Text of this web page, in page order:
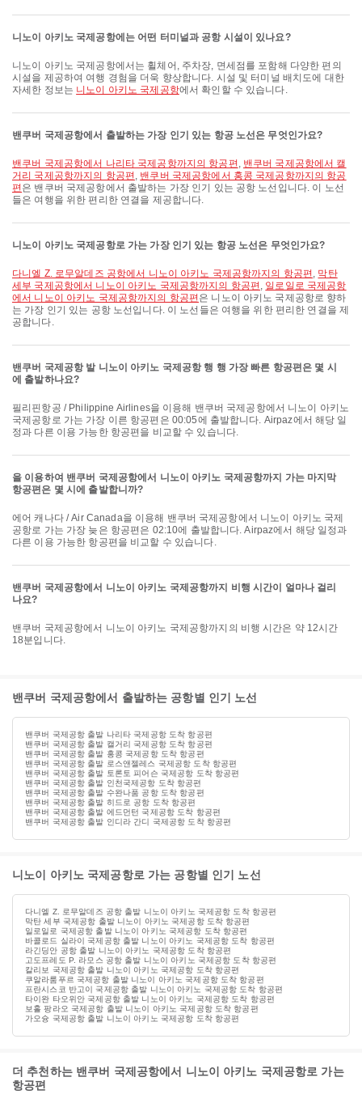
니노이 아키노 국제공항에는 어떤 터미널과 공항 시설이 있나요?
니노이 아키노 국제공항에서는 휠체어, 주차장, 면세점를 포함해 다양한 편의
시설을 제공하여 여행 경험을 더욱 향상합니다. 시설 및 터미널 배치도에 대한
자세한 정보는 니노이 아키노 국제공항에서 확인할 수 있습니다.
밴쿠버 국제공항에서 출발하는 가장 인기 있는 항공 노선은 무엇인가요?
밴쿠버 국제공항에서 나리타 국제공항까지의 항공편 , 밴쿠버 국제공항에서 캘
거리 국제공항까지의 항공편 , 밴쿠버 국제공항에서 홍콩 국제공항까지의 항공
편 은 밴쿠버 국제공항에서 출발하는 가장 인기 있는 공항 노선입니다. 이 노선
들은 여행을 위한 편리한 연결을 제공합니다.
니노이 아키노 국제공항로 가는 가장 인기 있는 항공 노선은 무엇인가요?
다니엘 Z. 로무알데즈 공항에서 니노이 아키노 국제공항까지의 항공편 , 막탄
세부 국제공항에서 니노이 아키노 국제공항까지의 항공편 , 일로일로 국제공항
에서 니노이 아키노 국제공항까지의 항공편 은 니노이 아키노 국제공항로 향하
는 가장 인기 있는 공항 노선입니다. 이 노선들은 여행을 위한 편리한 연결을 제
공합니다.
밴쿠버 국제공항 발 니노이 아키노 국제공항 행 행 가장 빠른 항공편은 몇 시
에 출발하나요?
필리핀항공 / Philippine Airlines을 이용해 밴쿠버 국제공항에서 니노이 아키노
국제공항로 가는 가장 이른 항공편은 00:05에 출발합니다. Airpaz에서 해당 일
정과 다른 이용 가능한 항공편을 비교할 수 있습니다.
을 이용하여 밴쿠버 국제공항에서 니노이 아키노 국제공항까지 가는 마지막
항공편은 몇 시에 출발합니까?
에어 캐나다 / Air Canada을 이용해 밴쿠버 국제공항에서 니노이 아키노 국제
공항로 가는 가장 늦은 항공편은 02:10에 출발합니다. Airpaz에서 해당 일정과
다른 이용 가능한 항공편을 비교할 수 있습니다.
밴쿠버 국제공항에서 니노이 아키노 국제공항까지 비행 시간이 얼마나 걸리
나요?
밴쿠버 국제공항에서 니노이 아키노 국제공항까지의 비행 시간은 약 12시간
18분입니다.
밴쿠버 국제공항에서 출발하는 공항별 인기 노선
밴쿠버 국제공항 출발 나리타 국제공항 도착 항공편
밴쿠버 국제공항 출발 캘거리 국제공항 도착 항공편
밴쿠버 국제공항 출발 홍콩 국제공항 도착 항공편
밴쿠버 국제공항 출발 로스앤젤레스 국제공항 도착 항공편
밴쿠버 국제공항 출발 토론토 피어슨 국제공항 도착 항공편
밴쿠버 국제공항 출발 인천국제공항 도착 항공편
밴쿠버 국제공항 출발 수완나품 공항 도착 항공편
밴쿠버 국제공항 출발 히드로 공항 도착 항공편
밴쿠버 국제공항 출발 에드먼턴 국제공항 도착 항공편
밴쿠버 국제공항 출발 인디라 간디 국제공항 도착 항공편
니노이 아키노 국제공항로 가는 공항별 인기 노선
다니엘 Z. 로무알데즈 공항 출발 니노이 아키노 국제공항 도착 항공편
막탄 세부 국제공항 출발 니노이 아키노 국제공항 도착 항공편
일로일로 국제공항 출발 니노이 아키노 국제공항 도착 항공편
바콜로드 실라이 국제공항 출발 니노이 아키노 국제공항 도착 항공편
라긴딩안 공항 출발 니노이 아키노 국제공항 도착 항공편
고도프레도 P. 라모스 공항 출발 니노이 아키노 국제공항 도착 항공편
칼리보 국제공항 출발 니노이 아키노 국제공항 도착 항공편
쿠알라룸푸르 국제공항 출발 니노이 아키노 국제공항 도착 항공편
프란시스코 반고이 국제공항 출발 니노이 아키노 국제공항 도착 항공편
타이완 타오위안 국제공항 출발 니노이 아키노 국제공항 도착 항공편
보홀 팡라오 국제공항 출발 니노이 아키노 국제공항 도착 항공편
가오슝 국제공항 출발 니노이 아키노 국제공항 도착 항공편
더 추천하는 밴쿠버 국제공항에서 니노이 아키노 국제공항로 가는
항공편